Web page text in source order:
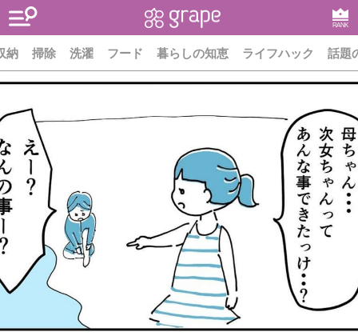
RANK
納 掃除 洗濯 フード 暮らしの知恵 ライフハック 話題